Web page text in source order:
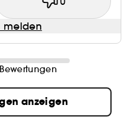
melden
anzeigen